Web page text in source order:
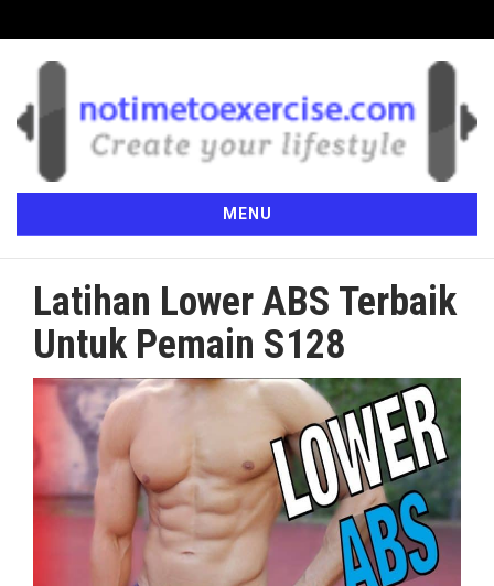
MENU
Latihan Lower ABS Terbaik
Untuk Pemain S128